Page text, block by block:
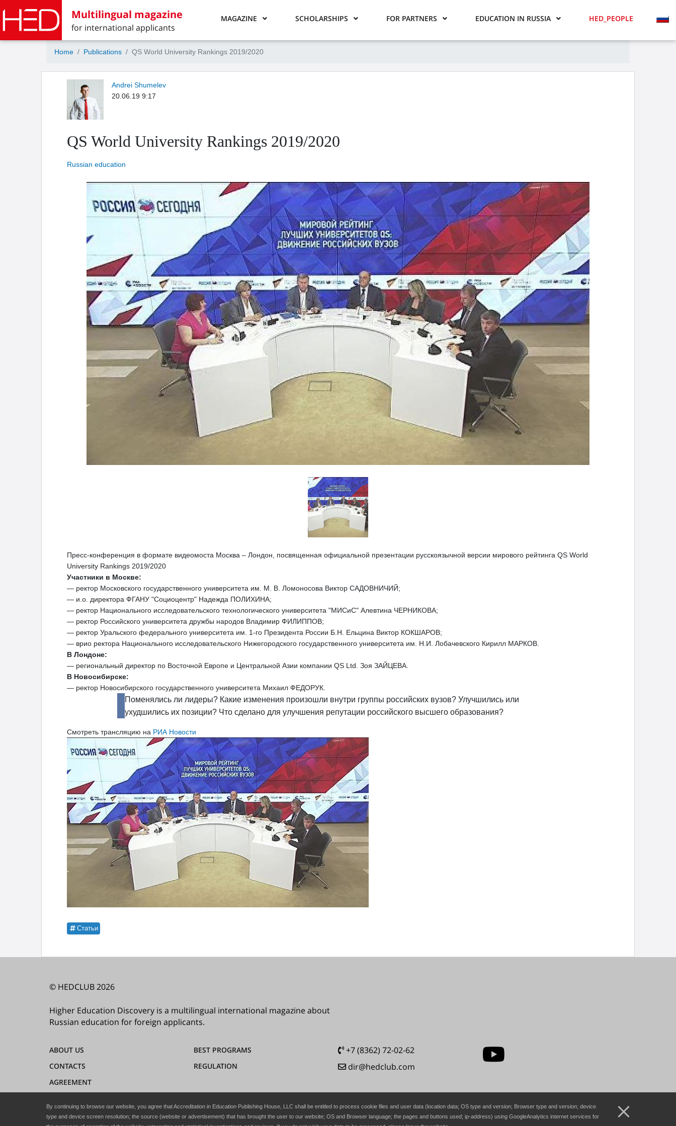
MAGAZINE SCHOLARSHIPS FOR PARTNERS EDUCATION IN RUSSIA HED_PEOPLE
Multilingual magazine
for international applicants
Home Publications QS World University Rankings 2019/2020
Andrei Shumelev
20.06.19 9:17
QS World University Rankings 2019/2020
Russian education
Пресс-конференция в формате видеомоста Москва – Лондон, посвященная официальной презентации русскоязычной версии мирового рейтинга QS World
University Rankings 2019/2020
Участники в Москве:
— ректор Московского государственного университета им. М. В. Ломоносова Виктор САДОВНИЧИЙ;
— и.о. директора ФГАНУ "Социоцентр" Надежда ПОЛИХИНА;
— ректор Национального исследовательского технологического университета "МИСиС" Алевтина ЧЕРНИКОВА;
— ректор Российского университета дружбы народов Владимир ФИЛИППОВ;
— ректор Уральского федерального университета им. 1-го Президента России Б.Н. Ельцина Виктор КОКШАРОВ;
— врио ректора Национального исследовательского Нижегородского государственного университета им. Н.И. Лобачевского Кирилл МАРКОВ.
В Лондоне:
— региональный директор по Восточной Европе и Центральной Азии компании QS Ltd. Зоя ЗАЙЦЕВА.
В Новосибирске:
— ректор Новосибирского государственного университета Михаил ФЕДОРУК.
Поменялись ли лидеры? Какие изменения произошли внутри группы российских вузов? Улучшились или
ухудшились их позиции? Что сделано для улучшения репутации российского высшего образования?
Смотреть трансляцию на РИА Новости
Статьи
© HEDCLUB 2026
Higher Education Discovery is a multilingual international magazine about
Russian education for foreign applicants.
ABOUT US
CONTACTS
AGREEMENT
BEST PROGRAMS
REGULATION
+7 (8362) 72-02-62
dir@hedclub.com
By continuing to browse our website, you agree that Accreditation in Education Publishing House, LLC shall be entitled to process cookie files and user data (location data; OS type and version; Browser type and version; device
type and device screen resolution; the source (website or advertisement) that has brought the user to our website; OS and Browser language; the pages and buttons used; ip-address) using GoogleAnalytics internet services for